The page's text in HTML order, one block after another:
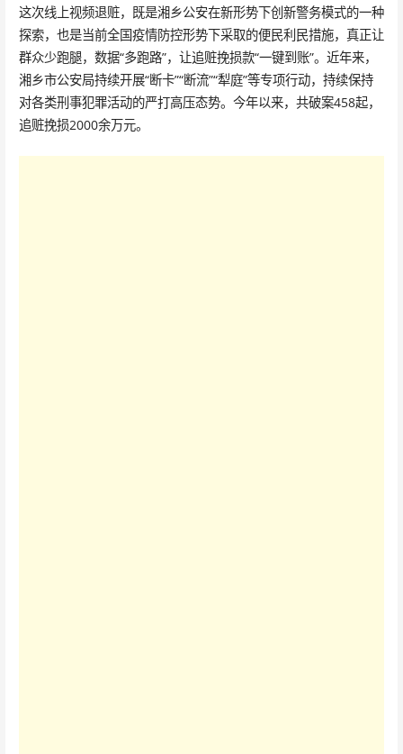
这次线上视频退赃，既是湘乡公安在新形势下创新警务模式的一种
探索，也是当前全国疫情防控形势下采取的便民利民措施，真正让
群众少跑腿，数据“多跑路”，让追赃挽损款“一键到账”。近年来，
湘乡市公安局持续开展“断卡”“断流”“犁庭”等专项行动，持续保持
对各类刑事犯罪活动的严打高压态势。今年以来，共破案458起，
追赃挽损2000余万元。